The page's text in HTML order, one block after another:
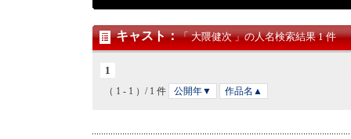
キャスト：「 大隈健次 」の人名検索結果 1 件
1
（ 1 - 1 ）/ 1 件 公開年▼ 作品名▲